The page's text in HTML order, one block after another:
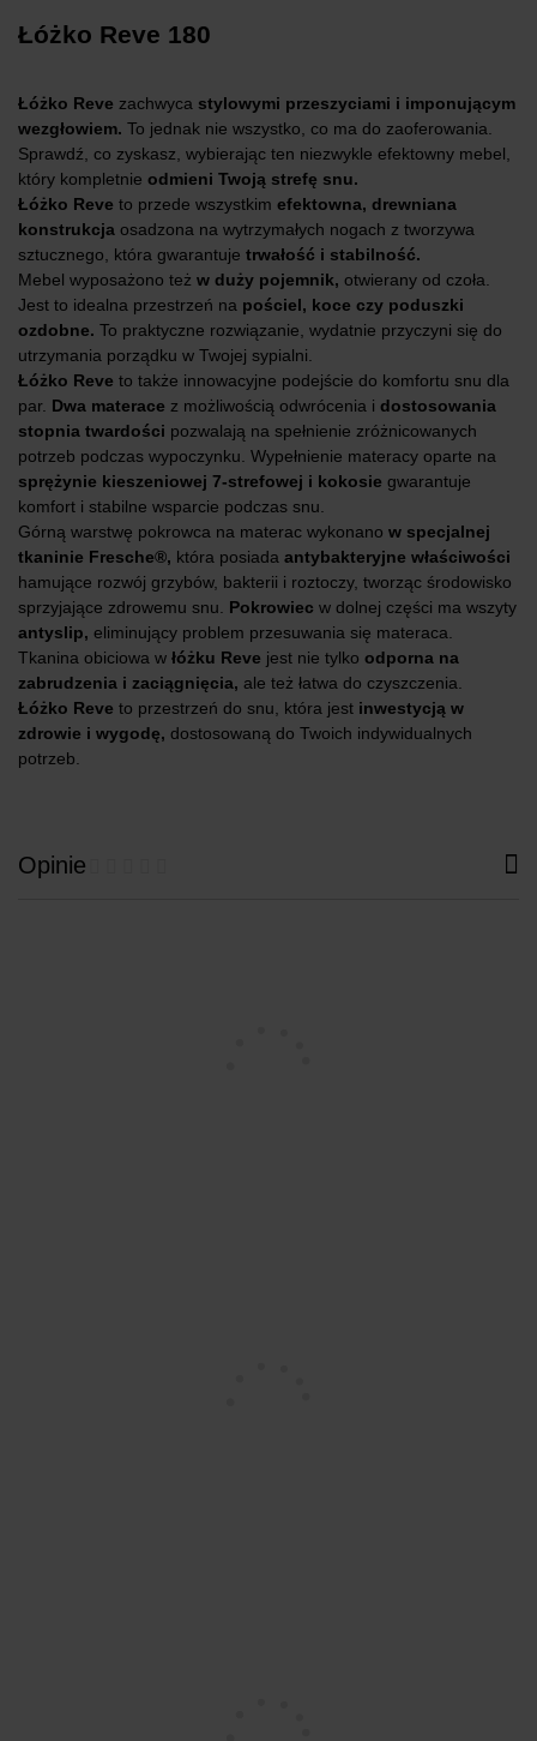
Łóżko Reve 180
Łóżko Reve zachwyca stylowymi przeszyciami i imponującym
wezgłowiem. To jednak nie wszystko, co ma do zaoferowania.
Sprawdź, co zyskasz, wybierając ten niezwykle efektowny mebel,
który kompletnie odmieni Twoją strefę snu.
Łóżko Reve to przede wszystkim efektowna, drewniana
konstrukcja osadzona na wytrzymałych nogach z tworzywa
sztucznego, która gwarantuje trwałość i stabilność.
Mebel wyposażono też w duży pojemnik, otwierany od czoła.
Jest to idealna przestrzeń na pościel, koce czy poduszki
ozdobne. To praktyczne rozwiązanie, wydatnie przyczyni się do
utrzymania porządku w Twojej sypialni.
Łóżko Reve to także innowacyjne podejście do komfortu snu dla
par. Dwa materace z możliwością odwrócenia i dostosowania
stopnia twardości pozwalają na spełnienie zróżnicowanych
potrzeb podczas wypoczynku. Wypełnienie materacy oparte na
sprężynie kieszeniowej 7-strefowej i kokosie gwarantuje
komfort i stabilne wsparcie podczas snu.
Górną warstwę pokrowca na materac wykonano w specjalnej
tkaninie Fresche®, która posiada antybakteryjne właściwości
hamujące rozwój grzybów, bakterii i roztoczy, tworząc środowisko
sprzyjające zdrowemu snu. Pokrowiec w dolnej części ma wszyty
antyslip, eliminujący problem przesuwania się materaca.
Tkanina obiciowa w łóżku Reve jest nie tylko odporna na
zabrudzenia i zaciągnięcia, ale też łatwa do czyszczenia.
Łóżko Reve to przestrzeń do snu, która jest inwestycją w
zdrowie i wygodę, dostosowaną do Twoich indywidualnych
potrzeb.
Opinie